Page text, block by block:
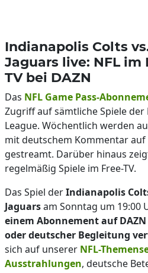
Indianapolis Colts
Jaguars live: NFL
TV bei DAZN
Das NFL Game Pass-
Zugriff auf sämtliche Spiele der
League. Wöchentlich werden
mit deutschem Kommentar auf
gestreamt. Darüber hinaus
regelmäßig Spiele im Free-TV.
Das Spiel derIndianapolis
Jaguarsam Sonntag um 19:00
einem Abonnement auf
oder deutscher Begleitung
sich auf unserer NFL-
Ausstrahlungen, deutsche